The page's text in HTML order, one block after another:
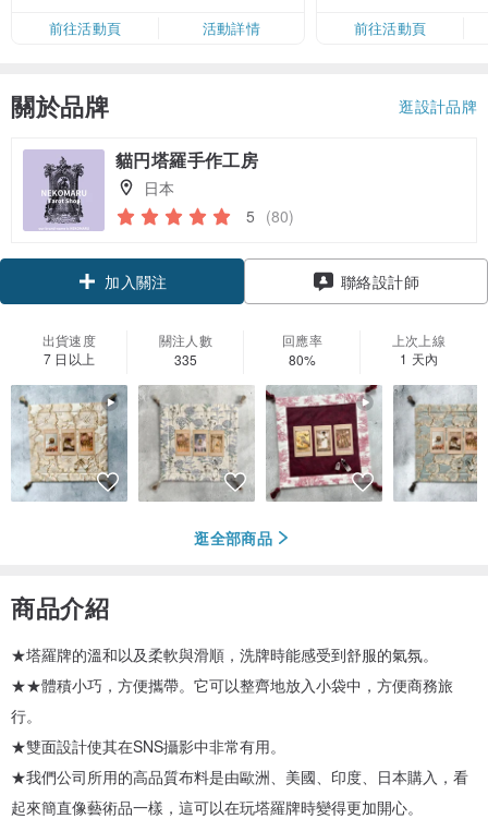
卡」結帳）
前往活動頁 活動詳情
前往活動頁
關於品牌 逛設計品牌
貓円塔羅手作工房
日本
5 (80)
加入關注
聯絡設計師
出貨速度
7 日以上
關注人數
335
回應率
80%
上次上線
1 天內
逛全部商品
商品介紹
★塔羅牌的溫和以及柔軟與滑順，洗牌時能感受到舒服的氣氛。
★★體積小巧，方便攜帶。它可以整齊地放入小袋中，方便商務旅
行。
★雙面設計使其在SNS攝影中非常有用。
★我們公司所用的高品質布料是由歐洲、美國、印度、日本購入，看
起來簡直像藝術品一樣，這可以在玩塔羅牌時變得更加開心。